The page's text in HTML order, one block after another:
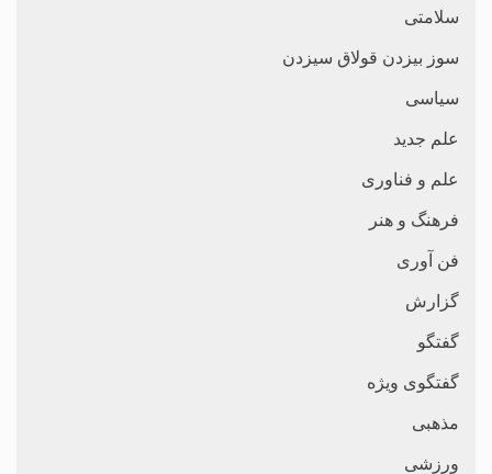
سلامتی
سوز بیزدن قولاق سیزدن
سیاسی
علم جدید
علم و فناوری
فرهنگ و هنر
فن آوری
گزارش
گفتگو
گفتگوی ویژه
مذهبی
ورزشی